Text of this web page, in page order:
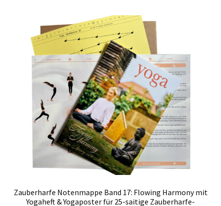
Zauberharfe Notenmappe Band 17: Flowing Harmony mit
Yogaheft & Yogaposter für 25-saitige Zauberharfe-